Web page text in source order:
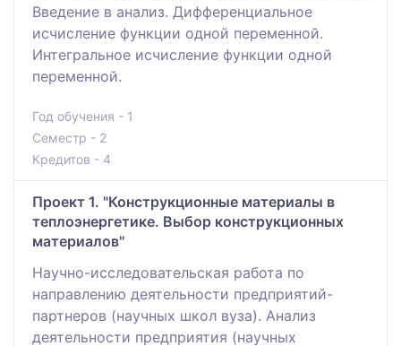
Введение в анализ. Дифференциальное
исчисление функции одной переменной.
Интегральное исчисление функции одной
переменной.
Год обучения - 1
Семестр - 2
Кредитов - 4
Проект 1. "Конструкционные материалы в
теплоэнергетике. Выбор конструкционных
материалов"
Научно-исследовательская работа по
направлению деятельности предприятий-
партнеров (научных школ вуза). Анализ
деятельности предприятия (научных